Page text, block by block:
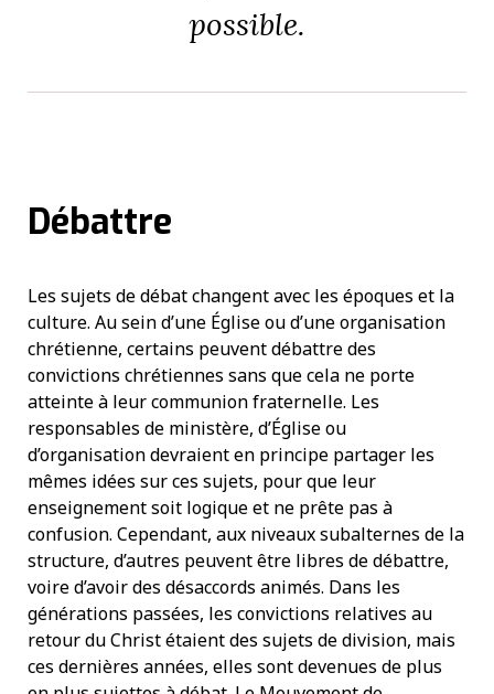
possible.
Débattre
Les sujets de débat changent avec les époques et la
culture. Au sein d’une Église ou d’une organisation
chrétienne, certains peuvent débattre des
convictions chrétiennes sans que cela ne porte
atteinte à leur communion fraternelle. Les
responsables de ministère, d’Église ou
d’organisation devraient en principe partager les
mêmes idées sur ces sujets, pour que leur
enseignement soit logique et ne prête pas à
confusion. Cependant, aux niveaux subalternes de la
structure, d’autres peuvent être libres de débattre,
voire d’avoir des désaccords animés. Dans les
générations passées, les convictions relatives au
retour du Christ étaient des sujets de division, mais
ces dernières années, elles sont devenues de plus